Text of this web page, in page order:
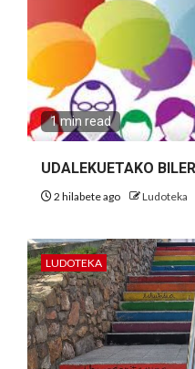
1 min read
UDALEKUETAKO
2 hilabete ago Ludoteka
LUDOTEKA